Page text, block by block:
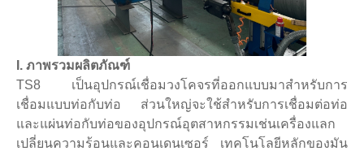
I. ภาพรวมผลิตภัณฑ์
TS8 เป็นอุปกรณ์เชื่อมวงโคจรที่ออกแบบมาสำหรับการ
เชื่อมแบบท่อกับท่อ ส่วนใหญ่จะใช้สำหรับการเชื่อมต่อท่อ
และแผ่นท่อกับท่อของอุปกรณ์อุตสาหกรรมเช่นเครื่องแลก
เปลี่ยนความร้อนและคอนเดนเซอร์ เทคโนโลยีหลักของมัน